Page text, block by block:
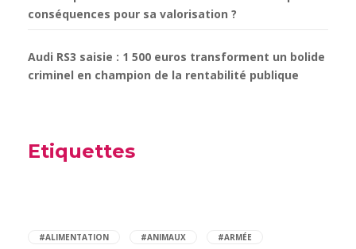
conséquences pour sa valorisation ?
Audi RS3 saisie : 1 500 euros transforment un bolide
criminel en champion de la rentabilité publique
Etiquettes
#ALIMENTATION #ANIMAUX #ARMÉE